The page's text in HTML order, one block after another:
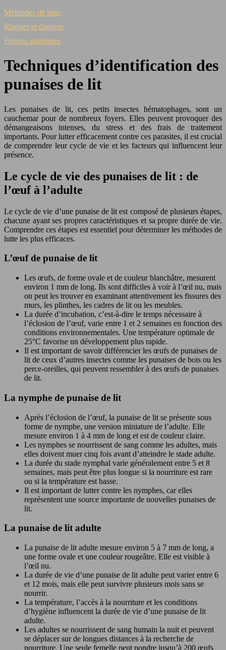
Méthodes de lutte
Risques et dangers
Frelons asiatiques
Techniques d’identification des
punaises de lit
Les punaises de lit, ces petits insectes hématophages, sont un
cauchemar pour de nombreux foyers. Elles peuvent provoquer des
démangeaisons intenses, du stress et des frais de traitement
importants. Pour lutter efficacement contre ces parasites, il est crucial
de comprendre leur cycle de vie et les facteurs qui influencent leur
présence.
Le cycle de vie des punaises de lit : de
l’œuf à l’adulte
Le cycle de vie d’une punaise de lit est composé de plusieurs étapes,
chacune ayant ses propres caractéristiques et sa propre durée de vie.
Comprendre ces étapes est essentiel pour déterminer les méthodes de
lutte les plus efficaces.
L’œuf de punaise de lit
Les œufs, de forme ovale et de couleur blanchâtre, mesurent
environ 1 mm de long. Ils sont difficiles à voir à l’œil nu, mais
on peut les trouver en examinant attentivement les fissures des
murs, les plinthes, les cadres de lit ou les meubles.
La durée d’incubation, c’est-à-dire le temps nécessaire à
l’éclosion de l’œuf, varie entre 1 et 2 semaines en fonction des
conditions environnementales. Une température optimale de
25°C favorise un développement plus rapide.
Il est important de savoir différencier les œufs de punaises de
lit de ceux d’autres insectes comme les punaises de bois ou les
perce-oreilles, qui peuvent ressembler à des œufs de punaises
de lit.
La nymphe de punaise de lit
Après l’éclosion de l’œuf, la punaise de lit se présente sous
forme de nymphe, une version miniature de l’adulte. Elle
mesure environ 1 à 4 mm de long et est de couleur claire.
Les nymphes se nourrissent de sang comme les adultes, mais
elles doivent muer cinq fois avant d’atteindre le stade adulte.
La durée du stade nymphal varie généralement entre 5 et 8
semaines, mais peut être plus longue si la nourriture est rare
ou si la température est basse.
Il est important de lutter contre les nymphes, car elles
représentent une source importante de nouvelles punaises de
lit.
La punaise de lit adulte
La punaise de lit adulte mesure environ 5 à 7 mm de long, a
une forme ovale et une couleur rougeâtre. Elle est visible à
l’œil nu.
La durée de vie d’une punaise de lit adulte peut varier entre 6
et 12 mois, mais elle peut survivre plusieurs mois sans se
nourrir.
La température, l’accès à la nourriture et les conditions
d’hygiène influencent la durée de vie d’une punaise de lit
adulte.
Les adultes se nourrissent de sang humain la nuit et peuvent
se déplacer sur de longues distances à la recherche de
nourriture. Une seule femelle peut pondre jusqu’à 200 œufs